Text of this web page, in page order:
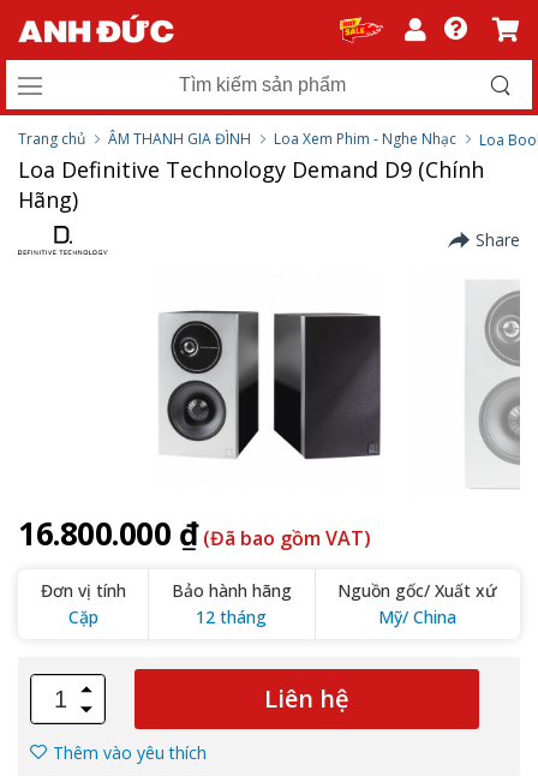
Trang chủ ÂM THANH GIA ĐÌNH Loa Xem Phim - Nghe Nhạc Loa
Loa Definitive Technology Demand D9 (Chính
Hãng)
Share
16.800.000 ₫ (Đã bao gồm VAT)
Đơn vị tính
Cặp
Bảo hành hãng
12 tháng
Nguồn gốc/ Xuất xứ
Mỹ/ China
Liên hệ
Thêm vào yêu thích